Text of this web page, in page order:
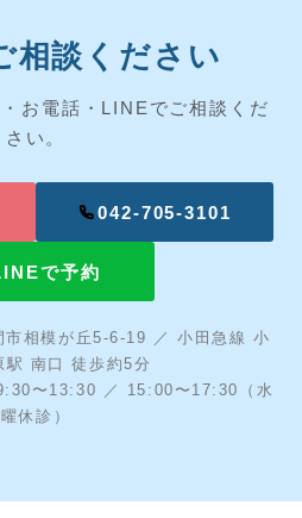
相談ください
お電話・LINEでご相談くだ
さい。
042-705-3101
で予約
相模が丘5-6-19 ／ 小田急線 小
駅 南口 徒歩約5分
〜13:30 ／ 15:00〜17:30（水
曜休診）